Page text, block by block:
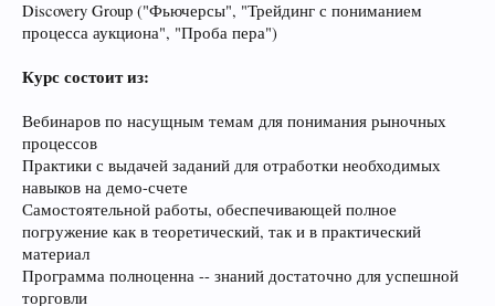
Discovery Group ("Фьючерсы", "Трейдинг с пониманием
процесса аукциона", "Проба пера")
Курс состоит из:
Вебинаров по насущным темам для понимания рыночных
процессов
Практики с выдачей заданий для отработки необходимых
навыков на демо-счете
Самостоятельной работы, обеспечивающей полное
погружение как в теоретический, так и в практический
материал
Программа полноценна -- знаний достаточно для успешной
торговли